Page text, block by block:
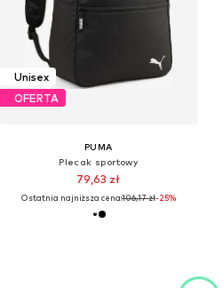
Unisex
OFERTA
PUMA
Plecak sportowy
79,63 zł
Ostatnia najniższa cena:106,17 zł-25%